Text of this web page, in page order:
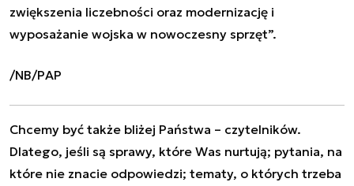
zwiększenia liczebności oraz modernizację i
wyposażanie wojska w nowoczesny sprzęt”.
/NB/PAP
Chcemy być także bliżej Państwa – czytelników.
Dlatego, jeśli są sprawy, które Was nurtują; pytania, na
które nie znacie odpowiedzi; tematy, o których trzeba